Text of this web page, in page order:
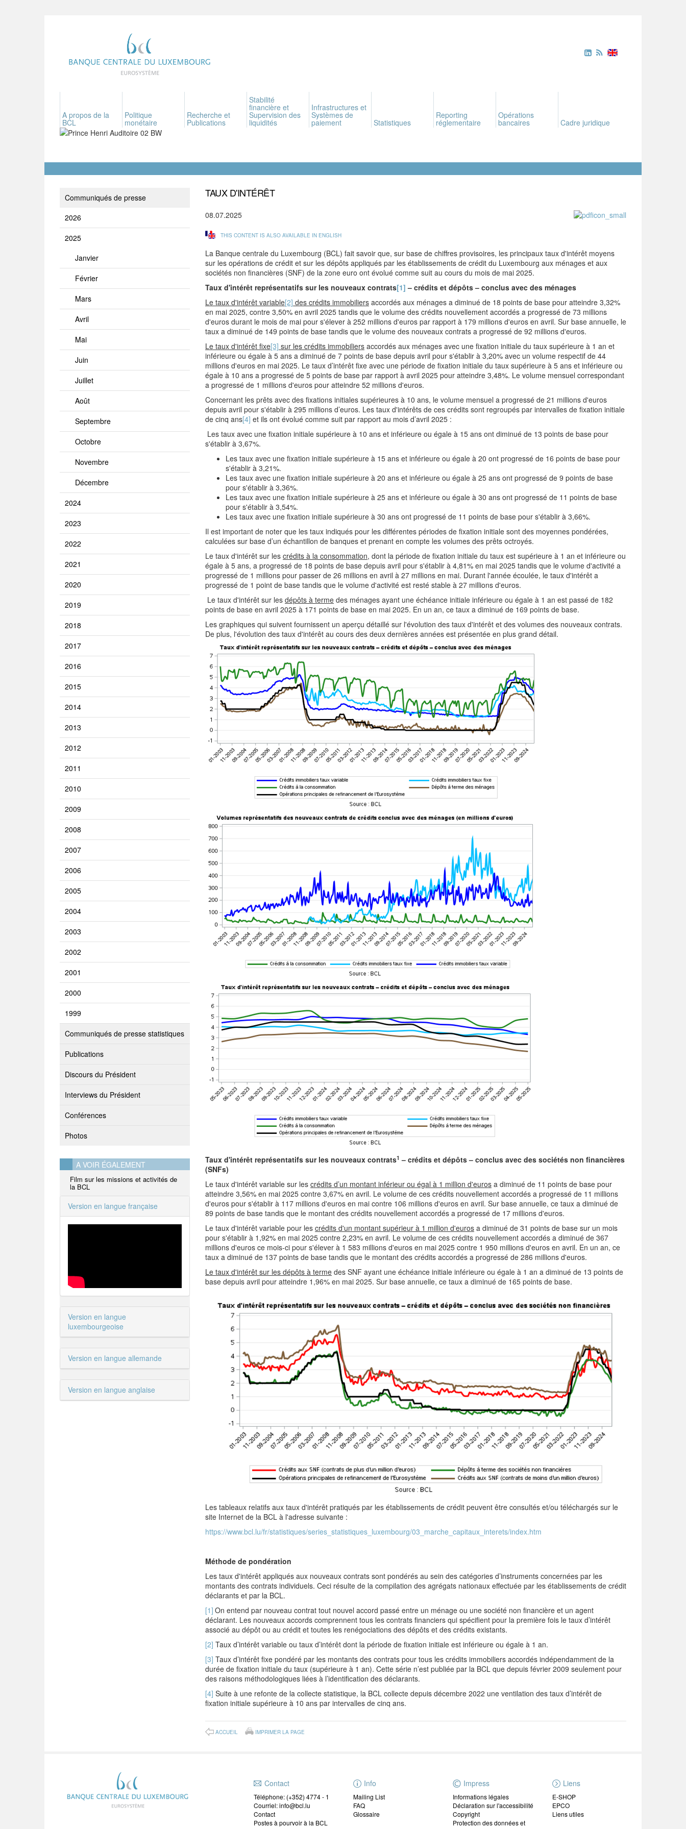
A propos de la
BCL
Politique
monétaire
Recherche et
Publications
Stabilité
financière et
Supervision des
liquidités
Infrastructures et
Systèmes de
paiement Statistiques
Reporting
réglementaire
Opérations
bancaires Cadre juridique
Communiqués de presse
2026
2025
Janvier
Février
Mars
Avril
Mai
Juin
Juillet
Août
Septembre
Octobre
Novembre
Décembre
2024
2023
2022
2021
2020
2019
2018
2017
2016
2015
2014
2013
2012
2011
2010
2009
2008
2007
2006
2005
2004
2003
2002
2001
2000
1999
Communiqués de presse statistiques
Publications
Discours du Président
Interviews du Président
Conférences
Photos
A VOIR ÉGALEMENT
Film sur les missions et activités de
la BCL
Version en langue française
Version en langue
luxembourgeoise
Version en langue allemande
Version en langue anglaise
TAUX D'INTÉRÊT
08.07.2025
THIS CONTENT IS ALSO AVAILABLE IN ENGLISH
La Banque centrale du Luxembourg (BCL) fait savoir que, sur base de chiffres provisoires, les principaux taux d'intérêt moyens
sur les opérations de crédit et sur les dépôts appliqués par les établissements de crédit du Luxembourg aux ménages et aux
sociétés non financières (SNF) de la zone euro ont évolué comme suit au cours du mois de mai 2025.
Taux d'intérêt représentatifs sur les nouveaux contrats[1] – crédits et dépôts – conclus avec des ménages
Le taux d'intérêt variable[2] des crédits immobiliers accordés aux ménages a diminué de 18 points de base pour atteindre 3,32%
en mai 2025, contre 3,50% en avril 2025 tandis que le volume des crédits nouvellement accordés a progressé de 73 millions
d'euros durant le mois de mai pour s'élever à 252 millions d'euros par rapport à 179 millions d'euros en avril. Sur base annuelle, le
taux a diminué de 149 points de base tandis que le volume des nouveaux contrats a progressé de 92 millions d'euros.
Le taux d'intérêt fixe[3] sur les crédits immobiliers accordés aux ménages avec une fixation initiale du taux supérieure à 1 an et
inférieure ou égale à 5 ans a diminué de 7 points de base depuis avril pour s'établir à 3,20% avec un volume respectif de 44
millions d'euros en mai 2025. Le taux d’intérêt fixe avec une période de fixation initiale du taux supérieure à 5 ans et inférieure ou
égale à 10 ans a progressé de 5 points de base par rapport à avril 2025 pour atteindre 3,48%. Le volume mensuel correspondant
a progressé de 1 millions d'euros pour atteindre 52 millions d'euros.
Concernant les prêts avec des fixations initiales supérieures à 10 ans, le volume mensuel a progressé de 21 millions d'euros
depuis avril pour s'établir à 295 millions d’euros. Les taux d'intérêts de ces crédits sont regroupés par intervalles de fixation initiale
de cinq ans[4] et ils ont évolué comme suit par rapport au mois d’avril 2025 :
Les taux avec une fixation initiale supérieure à 10 ans et inférieure ou égale à 15 ans ont diminué de 13 points de base pour
s'établir à 3,67%.
Les taux avec une fixation initiale supérieure à 15 ans et inférieure ou égale à 20 ont progressé de 16 points de base pour
s'établir à 3,21%.
Les taux avec une fixation initiale supérieure à 20 ans et inférieure ou égale à 25 ans ont progressé de 9 points de base
pour s'établir à 3,36%.
Les taux avec une fixation initiale supérieure à 25 ans et inférieure ou égale à 30 ans ont progressé de 11 points de base
pour s'établir à 3,54%.
Les taux avec une fixation initiale supérieure à 30 ans ont progressé de 11 points de base pour s'établir à 3,66%.
Il est important de noter que les taux indiqués pour les différentes périodes de fixation initiale sont des moyennes pondérées,
calculées sur base d’un échantillon de banques et prenant en compte les volumes des prêts octroyés.
Le taux d'intérêt sur les crédits à la consommation, dont la période de fixation initiale du taux est supérieure à 1 an et inférieure ou
égale à 5 ans, a progressé de 18 points de base depuis avril pour s'établir à 4,81% en mai 2025 tandis que le volume d'activité a
progressé de 1 millions pour passer de 26 millions en avril à 27 millions en mai. Durant l'année écoulée, le taux d'intérêt a
progressé de 1 point de base tandis que le volume d'activité est resté stable à 27 millions d'euros.
Le taux d'intérêt sur les dépôts à terme des ménages ayant une échéance initiale inférieure ou égale à 1 an est passé de 182
points de base en avril 2025 à 171 points de base en mai 2025. En un an, ce taux a diminué de 169 points de base.
Les graphiques qui suivent fournissent un aperçu détaillé sur l'évolution des taux d'intérêt et des volumes des nouveaux contrats.
De plus, l'évolution des taux d'intérêt au cours des deux dernières années est présentée en plus grand détail.
Taux d'intérêt représentatifs sur les nouveaux contrats1 – crédits et dépôts – conclus avec des sociétés non financières
(SNFs)
Le taux d'intérêt variable sur les crédits d’un montant inférieur ou égal à 1 million d'euros a diminué de 11 points de base pour
atteindre 3,56% en mai 2025 contre 3,67% en avril. Le volume de ces crédits nouvellement accordés a progressé de 11 millions
d'euros pour s'établir à 117 millions d'euros en mai contre 106 millions d'euros en avril. Sur base annuelle, ce taux a diminué de
89 points de base tandis que le montant des crédits nouvellement accordés a progressé de 17 millions d'euros.
Le taux d'intérêt variable pour les crédits d'un montant supérieur à 1 million d'euros a diminué de 31 points de base sur un mois
pour s'établir à 1,92% en mai 2025 contre 2,23% en avril. Le volume de ces crédits nouvellement accordés a diminué de 367
millions d'euros ce mois-ci pour s'élever à 1 583 millions d'euros en mai 2025 contre 1 950 millions d'euros en avril. En un an, ce
taux a diminué de 137 points de base tandis que le montant des crédits accordés a progressé de 286 millions d'euros.
Le taux d'intérêt sur les dépôts à terme des SNF ayant une échéance initiale inférieure ou égale à 1 an a diminué de 13 points de
base depuis avril pour atteindre 1,96% en mai 2025. Sur base annuelle, ce taux a diminué de 165 points de base.
Les tableaux relatifs aux taux d'intérêt pratiqués par les établissements de crédit peuvent être consultés et/ou téléchargés sur le
site Internet de la BCL à l'adresse suivante :
https://www.bcl.lu/fr/statistiques/series_statistiques_luxembourg/03_marche_capitaux_interets/index.htm
Méthode de pondération
Les taux d'intérêt appliqués aux nouveaux contrats sont pondérés au sein des catégories d’instruments concernées par les
montants des contrats individuels. Ceci résulte de la compilation des agrégats nationaux effectuée par les établissements de crédit
déclarants et par la BCL.
[1] On entend par nouveau contrat tout nouvel accord passé entre un ménage ou une société non financière et un agent
déclarant. Les nouveaux accords comprennent tous les contrats financiers qui spécifient pour la première fois le taux d’intérêt
associé au dépôt ou au crédit et toutes les renégociations des dépôts et des crédits existants.
[2] Taux d’intérêt variable ou taux d’intérêt dont la période de fixation initiale est inférieure ou égale à 1 an.
[3] Taux d’intérêt fixe pondéré par les montants des contrats pour tous les crédits immobiliers accordés indépendamment de la
durée de fixation initiale du taux (supérieure à 1 an). Cette série n’est publiée par la BCL que depuis février 2009 seulement pour
des raisons méthodologiques liées à l’identification des déclarants.
[4] Suite à une refonte de la collecte statistique, la BCL collecte depuis décembre 2022 une ventilation des taux d’intérêt de
fixation initiale supérieure à 10 ans par intervalles de cinq ans.
ACCUEIL IMPRIMER LA PAGE
Contact
Téléphone: (+352) 4774 - 1
Courriel: info@bcl.lu
Contact
Postes à pourvoir à la BCL
Info
Mailing List
FAQ
Glossaire
Impress
Informations légales
Déclaration sur l'accessibilité
Copyright
Protection des données et
Liens
E-SHOP
EPCO
Liens utiles